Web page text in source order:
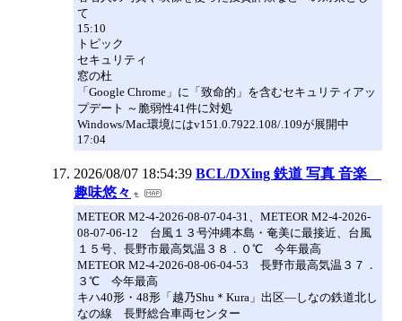
て
15:10
トピック
セキュリティ
窓の杜
「Google Chrome」に「致命的」を含むセキュリティアッ
プデート ～脆弱性41件に対処
Windows/Mac環境にはv151.0.7922.108/.109が展開中
17:04
2026/08/07 18:54:39 BCL/DXing 鉄道 写真 音楽
趣味悠々
METEOR M2-4-2026-08-07-04-31、METEOR M2-4-2026-
08-07-06-12 台風１３号沖縄本島・奄美に最接近、台風
１５号、長野市最高気温３８．０℃ 今年最高
METEOR M2-4-2026-08-06-04-53 長野市最高気温３７．
３℃ 今年最高
キハ40形・48形「越乃Shu＊Kura」出区―しなの鉄道北し
なの線 長野総合車両センター